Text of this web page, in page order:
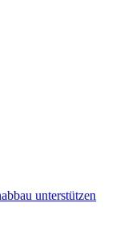
unterstützen